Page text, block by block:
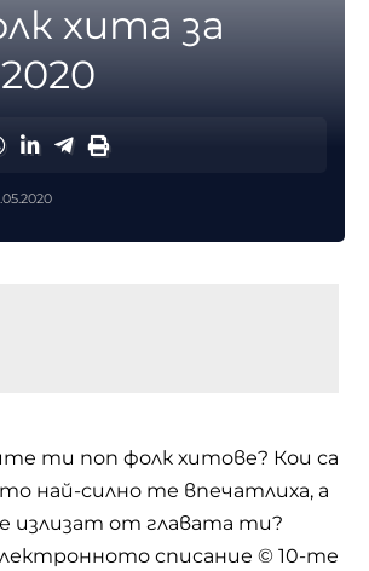
хита за
ти поп фолк хитове? Кои са
най-силно те впечатлиха, а
излизат от главата ти?
списание © 10-те